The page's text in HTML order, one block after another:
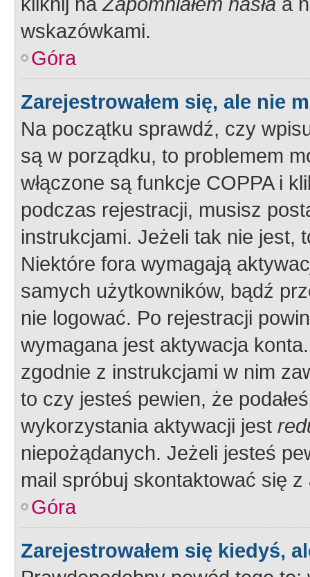
wskazówkami.
Góra
Zarejestrowałem się, ale nie
Na początku sprawdź, czy
są w porządku, to problemem
włączone są funkcje COPPA i
podczas rejestracji, musisz
instrukcjami. Jeżeli tak nie jest,
Niektóre fora wymagają
samych użytkowników, bądź
nie logować. Po rejestracji
wymagana jest aktywacja
zgodnie z instrukcjami w nim
to czy jesteś pewien, że
wykorzystania aktywacji jest
niepożądanych. Jeżeli jesteś
mail spróbuj skontaktować się
Góra
Zarejestrowałem się kiedyś,